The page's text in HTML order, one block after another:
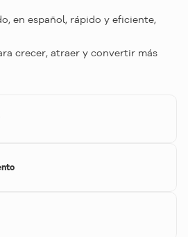
en español, rápido y eficiente,
crecer, atraer y convertir más